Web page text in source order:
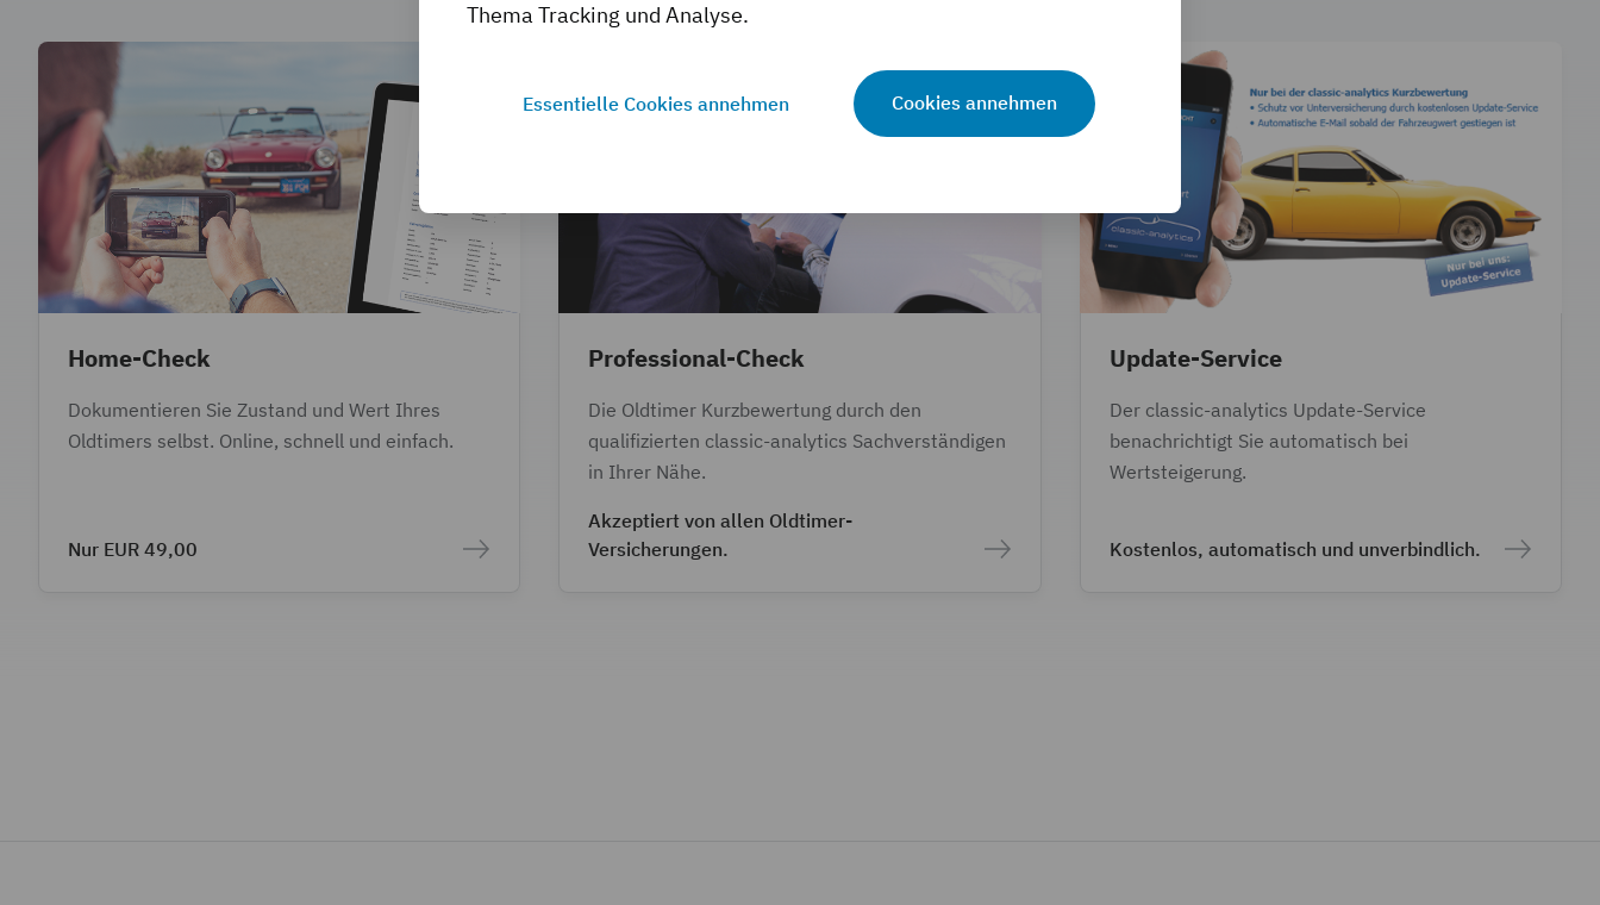
Home-Check
Dokumentieren Sie Zustand und Wert Ihres
Oldtimers selbst. Online, schnell und einfach.
Nur EUR 49,00
Professional-Check
Die Oldtimer Kurzbewertung durch den
qualifizierten classic-analytics Sachverständigen
in Ihrer Nähe.
Akzeptiert von allen Oldtimer-
Versicherungen.
Update-Service
Der classic-analytics Update-Service
benachrichtigt Sie automatisch bei
Wertsteigerung.
Kostenlos, automatisch und unverbindlich.
Thema Tracking und Analyse.
Essentielle Cookies annehmen Cookies annehmen